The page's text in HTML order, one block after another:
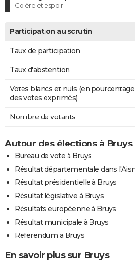
Colère et espoir
Participation au scrutin
Taux de participation
Taux d'abstention
Votes blancs et nuls (en pourcentage
des votes exprimés)
Nombre de votants
Autour des élections à Bruys
Bureau de vote à Bruys
Résultat départementale dans
Résultat présidentielle à Bruys
Résultat législative à Bruys
Résultats européenne à Bruys
Résultat municipale à Bruys
Référendum à Bruys
En savoir plus sur Bruys